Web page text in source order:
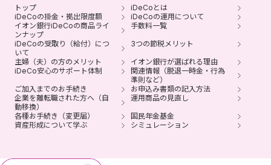
※ ウェブサイトやコールセンターで運用商品の見直しが可
能です。
積立られた商品の売買には、所定の日数がかかります（通
常3～8営業日かかります）。
退職などにともない企業型確定拠出年金の加入資格を喪失
した方は、6カ月以内にお手続きください。
イオン銀行iDeCoは、みずほ銀行の委託によりイオン銀行
が取扱う、個人型確定拠出年金プランです。
トップ
iDeCoとは
iDeCoの掛金・拠出限度額
iDeCoの運用について
イオン銀行iDeCoの商品ライ
ンナップ
手数料一覧
iDeCoの受取り（給付）につ
いて
3つの節税メリット
主婦（夫）の方のメリット
イオン銀行が選ばれる理由
iDeCo安心のサポート体制
関連情報（脱退一時金・行為
準則など）
ご加入までのお手続き
お申込み書類の記入方法
企業を離転職された方へ（自
動移換）
運用商品の見直し
各種お手続き（変更届）
国民年金基金
資産形成について学ぶ
シミュレーション